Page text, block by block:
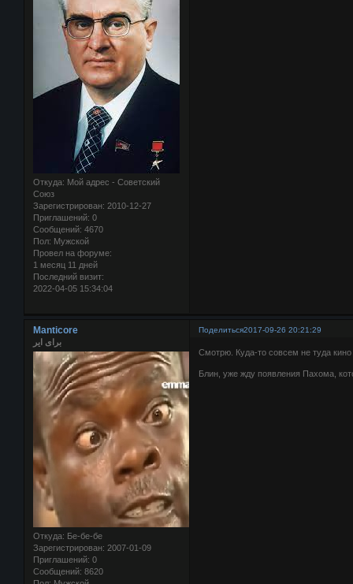
Откуда: Мой адрес - Советский
Союз
Зарегистрирован: 2010-12-27
Приглашений: 0
Сообщений: 4670
Пол: Мужской
Провел на форуме:
1 месяц 11 дней
Последний визит:
2022-04-05 15:34:04
Поделиться2017-09-26 20:21:29
Manticore
برای ایر
Откуда: Бе-бе-бе
Зарегистрирован: 2007-01-09
Приглашений: 0
Сообщений: 8620
Смотрю. Куда-то совсем не туда кино
Блин, уже жду появления Пахома,